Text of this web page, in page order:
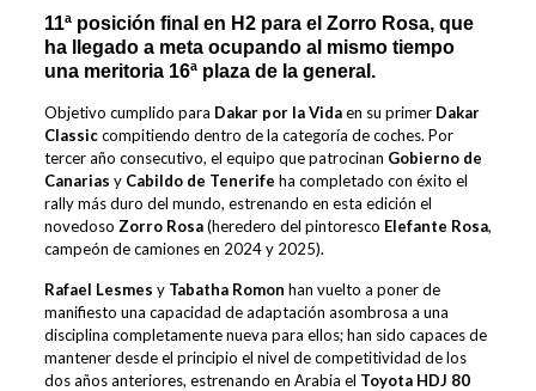
11ª posición final en H2 para el Zorro Rosa, que
ha llegado a meta ocupando al mismo tiempo
una meritoria 16ª plaza de la general.
Objetivo cumplido para Dakar por la Vidaen su primer Dakar
Classiccompitiendo dentro de la categoría de coches. Por
tercer año consecutivo, el equipo que patrocinan Gobierno de
Canarias y Cabildo de Tenerife ha completado con éxito el
rally más duro del mundo, estrenando en esta edición el
novedoso Zorro Rosa(heredero del pintoresco Elefante Rosa,
campeón de camiones en 2024 y 2025).
Rafael Lesmes y Tabatha Romon han vuelto a poner de
manifiesto una capacidad de adaptación asombrosa a una
disciplina completamente nueva para ellos; han sido capaces de
mantener desde el principio el nivel de competitividad de los
dos años anteriores, estrenando en Arabia el Toyota HDJ 80